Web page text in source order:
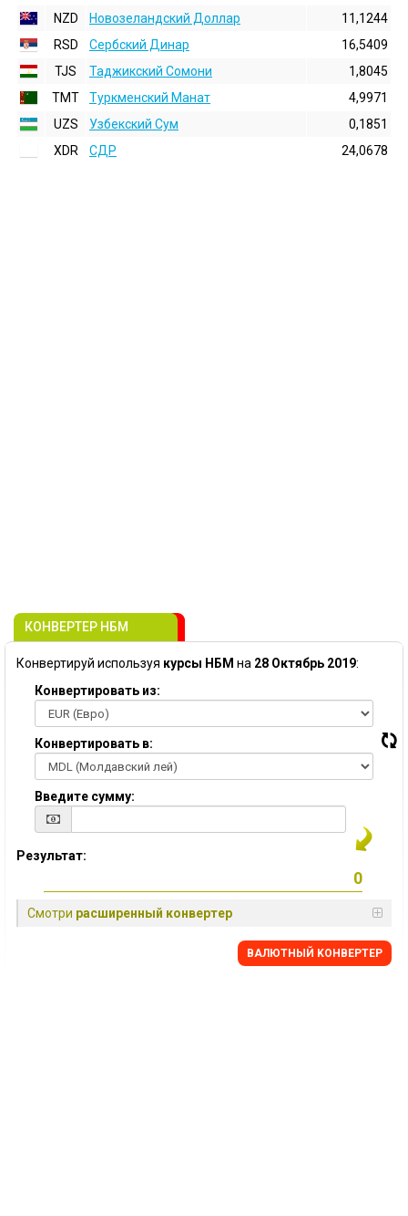
NZD
Новозеландский Доллар
11,1244
RSD
Сербский Динар
16,5409
TJS
Таджикский Сомони
1,8045
TMT
Туркменский Манат
4,9971
UZS
Узбекский Сум
0,1851
XDR
СДР 24,0678
КОНВЕРТЕР НБМ
Конвертируй используя курсы НБМ на 28 Октябрь 2019:
Конвертировать из:
Конвертировать в:
Введите сумму:
Результат:
Смотри расширенный конвертер
BАЛЮТНЫЙ KОНВЕРТЕР